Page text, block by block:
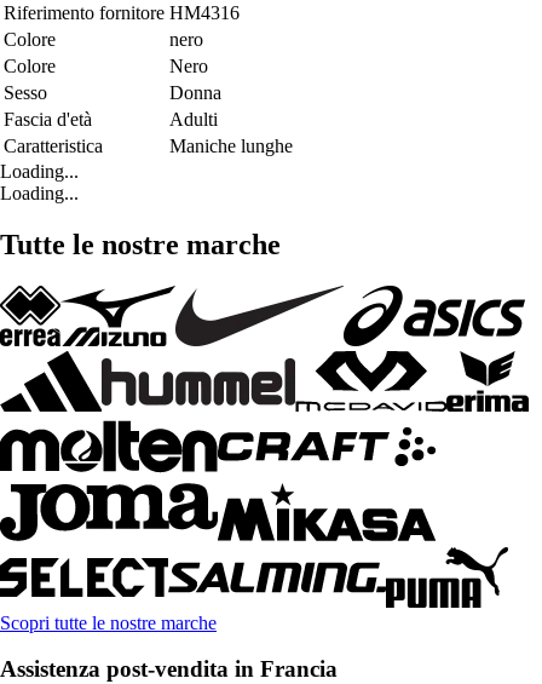
Riferimento fornitore HM4316
Colore
nero
Colore
Nero
Sesso
Donna
Fascia d'età
Adulti
Caratteristica
Maniche lunghe
Loading...
Loading...
Tutte le nostre marche
Scopri tutte le nostre marche
Assistenza post-vendita in Francia